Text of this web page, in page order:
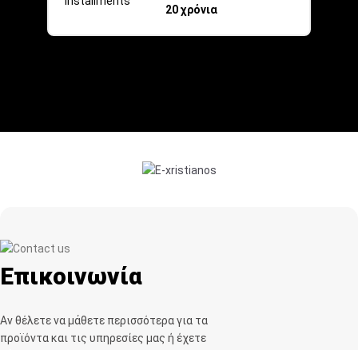
20 χρόνια
Επικοινωνία
Αν θέλετε να μάθετε περισσότερα για τα
προϊόντα και τις υπηρεσίες μας ή έχετε